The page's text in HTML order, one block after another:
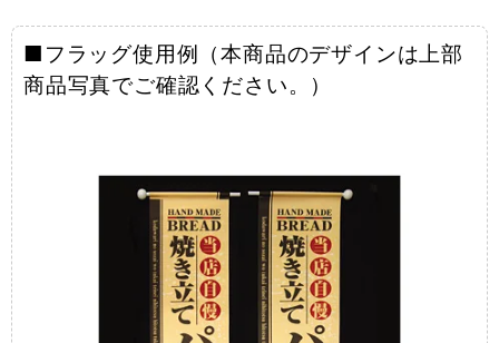
■フラッグ使用例（本商品のデザインは上部
商品写真でご確認ください。）